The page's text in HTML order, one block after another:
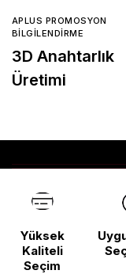
APLUS PROMOSYON
BILGILENDIRME
3D Anahtarlık
Üretimi
Yüksek
Kaliteli
Seçim